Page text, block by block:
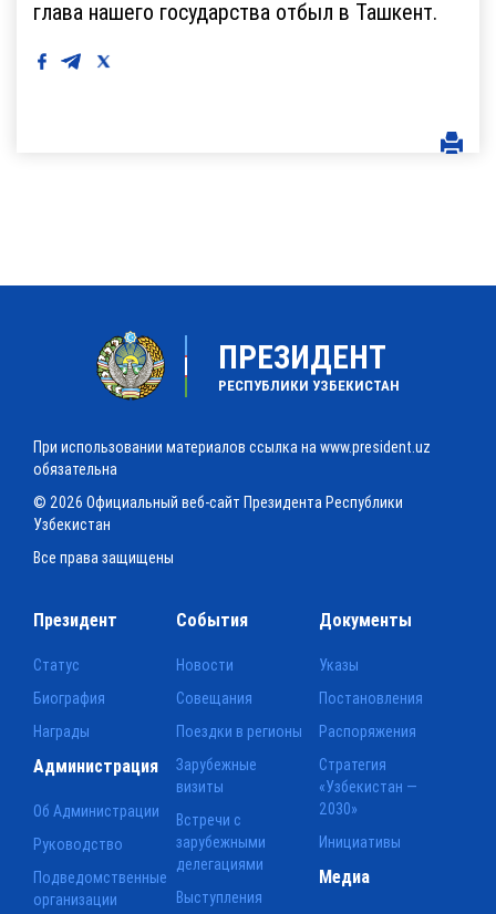
глава нашего государства отбыл в Ташкент.
ПРЕЗИДЕНТ
РЕСПУБЛИКИ УЗБЕКИСТАН
При использовании материалов ссылка на www.president.uz
обязательна
© 2026 Официальный веб-сайт Президента Республики
Узбекистан
Все права защищены
Президент
Статус
Биография
Награды
События
Новости
Совещания
Поездки в регионы
Зарубежные
визиты
Встречи с
зарубежными
делегациями
Выступления
Документы
Указы
Постановления
Распоряжения
Стратегия
«Узбекистан —
2030»
Инициативы
Администрация
Об Администрации
Руководство
Подведомственные
организации
Медиа